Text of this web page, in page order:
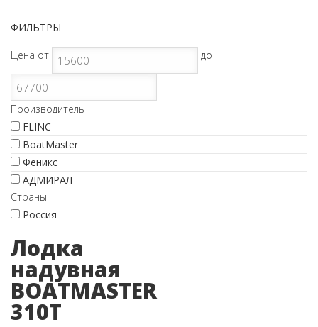
ФИЛЬТРЫ
Цена от до
Производитель
FLINC
BoatMaster
Феникс
АДМИРАЛ
Страны
Россия
Лодка
надувная
BOATMASTER
310Т